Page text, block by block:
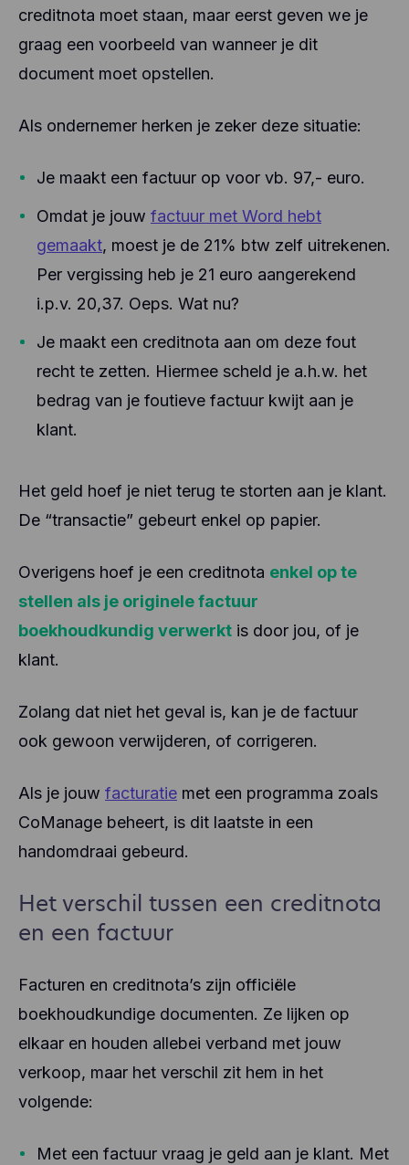
creditnota moet staan, maar eerst geven we je
graag een voorbeeld van wanneer je dit
document moet opstellen.
Als ondernemer herken je zeker deze situatie:
Je maakt een factuur op voor vb. 97,- euro.
Omdat je jouw factuur met Word hebt
gemaakt, moest je de 21% btw zelf uitrekenen.
Per vergissing heb je 21 euro aangerekend
i.p.v. 20,37. Oeps. Wat nu?
Je maakt een creditnota aan om deze fout
recht te zetten. Hiermee scheld je a.h.w. het
bedrag van je foutieve factuur kwijt aan je
klant.
Het geld hoef je niet terug te storten aan je klant.
De “transactie” gebeurt enkel op papier.
Overigens hoef je een creditnota enkel op te
stellen als je originele factuur
boekhoudkundig verwerkt is door jou, of je
klant.
Zolang dat niet het geval is, kan je de factuur
ook gewoon verwijderen, of corrigeren.
Als je jouw facturatie met een programma zoals
CoManage beheert, is dit laatste in een
handomdraai gebeurd.
Het verschil tussen een creditnota
en een factuur
Facturen en creditnota’s zijn officiële
boekhoudkundige documenten. Ze lijken op
elkaar en houden allebei verband met jouw
verkoop, maar het verschil zit hem in het
volgende:
Met een factuur vraag je geld aan je klant. Met